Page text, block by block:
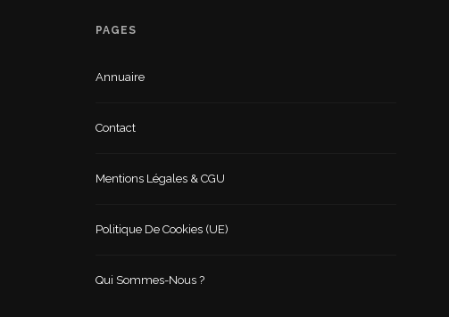
PAGES
Annuaire
Contact
Mentions Légales & CGU
Politique De Cookies (UE)
Qui Sommes-Nous ?